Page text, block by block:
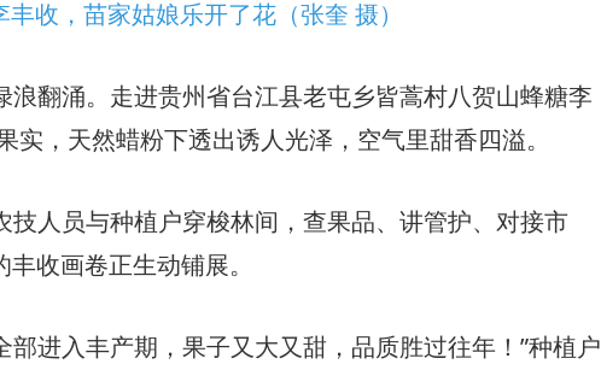
丰收，苗家姑娘乐开了花（张奎 摄）
翻涌。走进贵州省台江县老屯乡皆蒿村八贺山蜂糖李
实，天然蜡粉下透出诱人光泽，空气里甜香四溢。
技人员与种植户穿梭林间，查果品、讲管护、对接市
收画卷正生动铺展。
部进入丰产期，果子又大又甜，品质胜过往年！”种植户